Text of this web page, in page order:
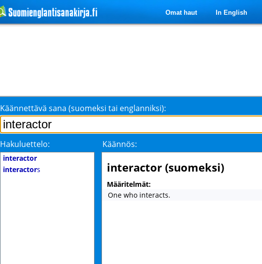
Omat haut In English
Käännettävä sana (suomeksi tai englanniksi):
Hakuluettelo: Käännös:
interactor
interactors interactor (suomeksi)
Määritelmät:
One who interacts.